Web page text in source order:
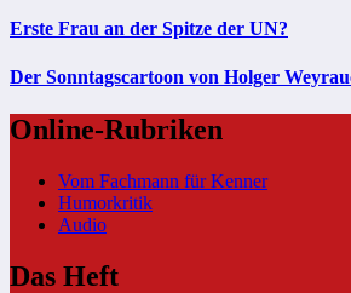
Erste Frau an der Spitze der UN?
Der Sonntagscartoon von Holger
Online-Rubriken
Vom Fachmann für Kenner
Humorkritik
Audio
Das Heft